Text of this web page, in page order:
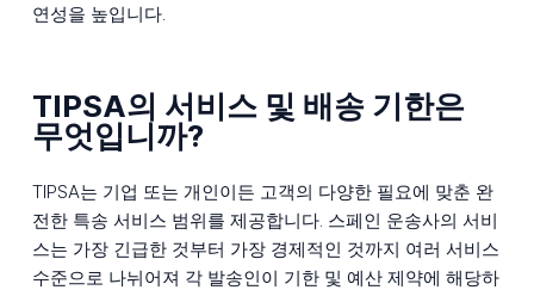
연성을 높입니다.
TIPSA의 서비스 및 배송 기한은
무엇입니까?
TIPSA는 기업 또는 개인이든 고객의 다양한 필요에 맞춘 완
전한 특송 서비스 범위를 제공합니다. 스페인 운송사의 서비
스는 가장 긴급한 것부터 가장 경제적인 것까지 여러 서비스
수준으로 나뉘어져 각 발송인이 기한 및 예산 제약에 해당하